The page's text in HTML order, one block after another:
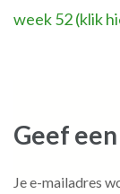
Bericht
week 52 (klik
Geef
Je e-mailadres